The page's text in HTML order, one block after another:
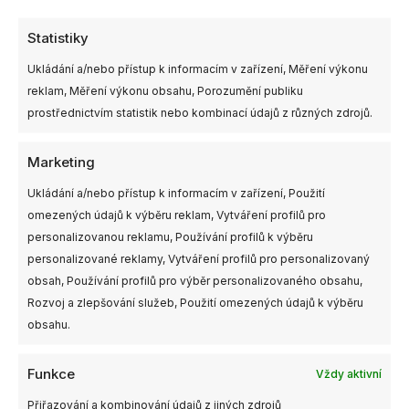
Statistiky
Ukládání a/nebo přístup k informacím v zařízení, Měření výkonu
reklam, Měření výkonu obsahu, Porozumění publiku
prostřednictvím statistik nebo kombinací údajů z různých zdrojů.
Marketing
Ukládání a/nebo přístup k informacím v zařízení, Použití
omezených údajů k výběru reklam, Vytváření profilů pro
personalizovanou reklamu, Používání profilů k výběru
personalizované reklamy, Vytváření profilů pro personalizovaný
obsah, Používání profilů pro výběr personalizovaného obsahu,
Rozvoj a zlepšování služeb, Použití omezených údajů k výběru
obsahu.
Funkce Vždy aktivní
Přiřazování a kombinování údajů z jiných zdrojů
poradíte. Opět vám po dokončení testu dorazí
mail včetně vaši licenční kartičky, kterou si
vytiskněte a mějte ji s sebou, když půjdete létat s
dronem. Číslo vaši licence sinalepte na dron.
No a to je vše, můžete jít létat…
Při nákupu jakéhokoliv produktu z našeho obchodu vám
rádi na požádání vytiskneme lepící štítky s vašimi kódy,
stačí když nás požádáte např. v poznámce objednávky.
Kde mohu létat s dronem?
Android